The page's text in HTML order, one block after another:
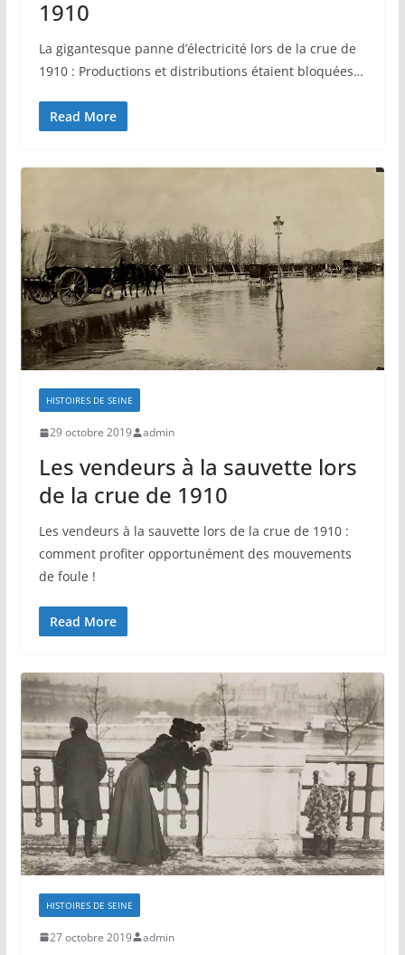
1910
La gigantesque panne d’électricité lors de la crue de
1910 : Productions et distributions étaient bloquées…
Read More
HISTOIRES DE SEINE
29 octobre 2019 admin
Les vendeurs à la sauvette lors
de la crue de 1910
Les vendeurs à la sauvette lors de la crue de 1910 :
comment profiter opportunément des mouvements
de foule !
Read More
HISTOIRES DE SEINE
27 octobre 2019 admin